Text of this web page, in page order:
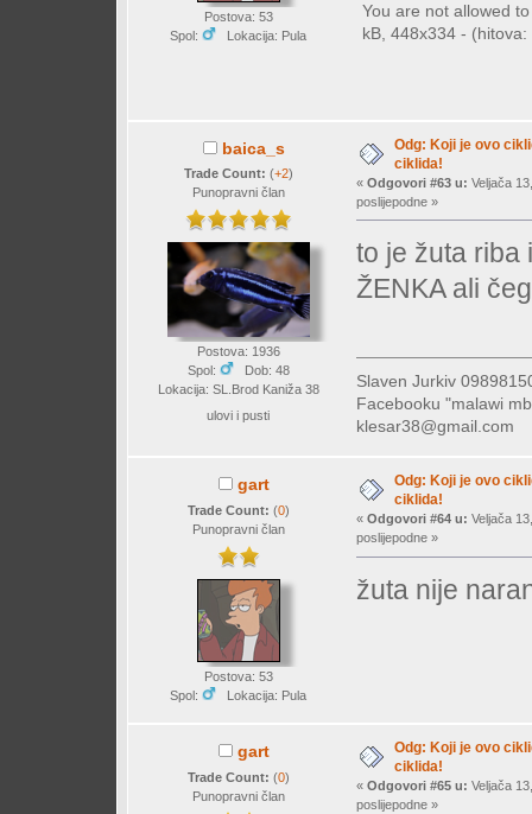
Postova: 53
Spol:
Lokacija: Pula
You are not allowed
kB, 448x334 - (hitova:
baica_s
Trade Count: (+2)
Punopravni član
Postova: 1936
Spol:
Dob: 48
Lokacija: SL.Brod Kaniža 38
ulovi i pusti
Odg: Koji je ovo
ciklida!
« Odgovori #63 u: Veljača
poslijepodne »
to je žuta riba
ŽENKA ali
Slaven Jurkiv
Facebooku "malawi
klesar38@gmail.com
gart
Trade Count: (0)
Punopravni član
Postova: 53
Spol:
Lokacija: Pula
Odg: Koji je ovo
ciklida!
« Odgovori #64 u: Veljača
poslijepodne »
žuta nije
gart
Trade Count: (0)
Punopravni član
Odg: Koji je ovo
ciklida!
« Odgovori #65 u: Veljača
poslijepodne »